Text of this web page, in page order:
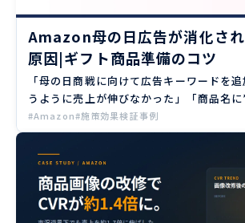
Amazon母の日広告が消化さ
原因|ギフト商品準備のコツ
「母の日商戦に向けて広告キーワードを
うように売上が伸びなかった」「商品名
れただけでは、Amazonおすすめラベルを
競合に勝てない」——こうしたお悩みを
#Amazon#施策効果検証事例